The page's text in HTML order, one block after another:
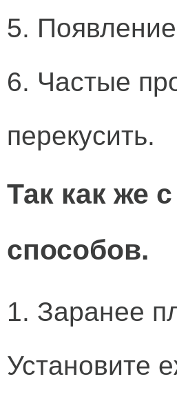
5.
6. Частые
перекусить.
Так как же
способов.
1. Заранее
Установите